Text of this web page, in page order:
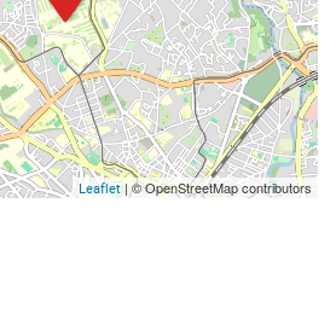
Leaflet| © OpenStreetMap contributors